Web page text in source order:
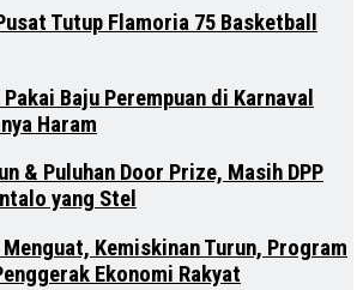
Tutup Flamoria 75 Basketball
Baju Perempuan di Karnaval
Haram
& Puluhan Door Prize, Masih DPP
yang Stel
Kemiskinan Turun, Program
Ekonomi Rakyat